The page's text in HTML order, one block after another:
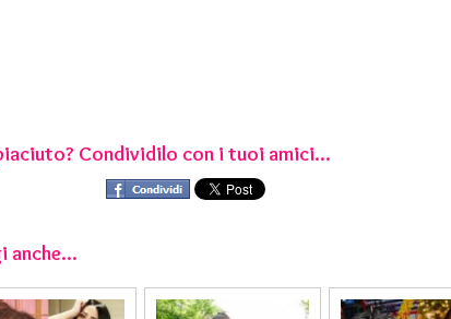
Condividilo con i tuoi amici...
anche...